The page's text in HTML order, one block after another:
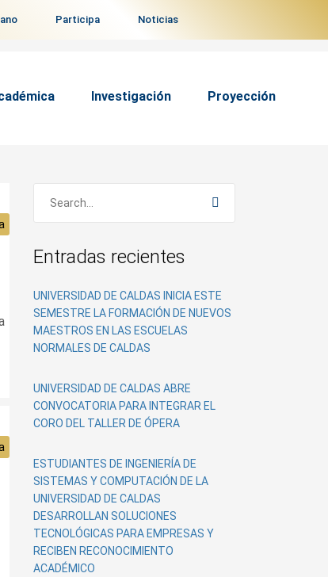
Participa Noticias
Investigación Proyección
Entradas recientes
UNIVERSIDAD DE CALDAS INICIA ESTE
SEMESTRE LA FORMACIÓN DE NUEVOS
MAESTROS EN LAS ESCUELAS
NORMALES DE CALDAS
UNIVERSIDAD DE CALDAS ABRE
CONVOCATORIA PARA INTEGRAR EL
CORO DEL TALLER DE ÓPERA
ESTUDIANTES DE INGENIERÍA DE
SISTEMAS Y COMPUTACIÓN DE LA
UNIVERSIDAD DE CALDAS
DESARROLLAN SOLUCIONES
TECNOLÓGICAS PARA EMPRESAS Y
RECIBEN RECONOCIMIENTO
ACADÉMICO